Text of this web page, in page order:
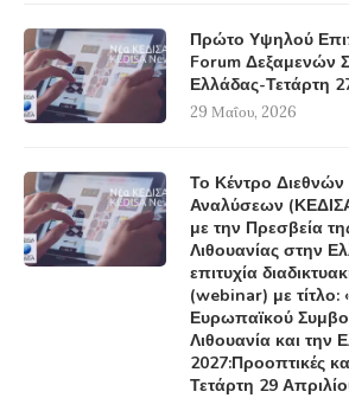
Πρώτο Υψηλού
Forum Δεξαμενών
Ελλάδας-Τετάρτη
29 Μαΐου, 2026
Το Κέντρο Διεθνών
Αναλύσεων
με την Πρεσβεία
Λιθουανίας στην
επιτυχία
(webinar) με τίτλο:
Ευρωπαϊκού
Λιθουανία και την
2027:Προοπτικές
Τετάρτη 29